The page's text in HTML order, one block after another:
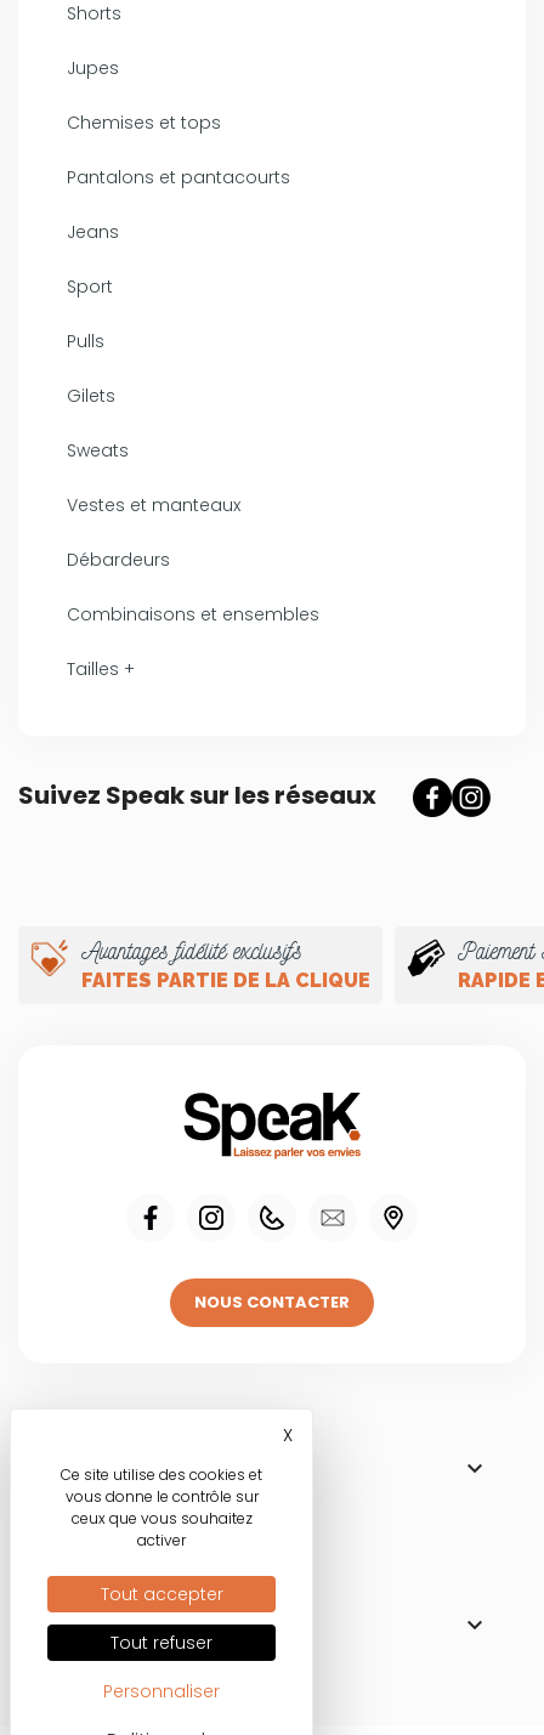
Shorts
Jupes
Chemises et tops
Pantalons et pantacourts
Jeans
Sport
Pulls
Gilets
Sweats
Vestes et manteaux
Débardeurs
Combinaisons et ensembles
Tailles +
Suivez Speak sur les réseaux
Avantages fidélité exclusifs
FAITES PARTIE DE LA CLIQUE
Paiement
RAPIDE
NOUS CONTACTER

NOS BOUTIQUES

Nos engagements
MODE RESPONSABLE
Ce site utilise des cookies et
vous donne le contrôle sur
ceux que vous souhaitez
activer
Tout accepter
Tout refuser
Personnaliser
XMasquer le bandeau des